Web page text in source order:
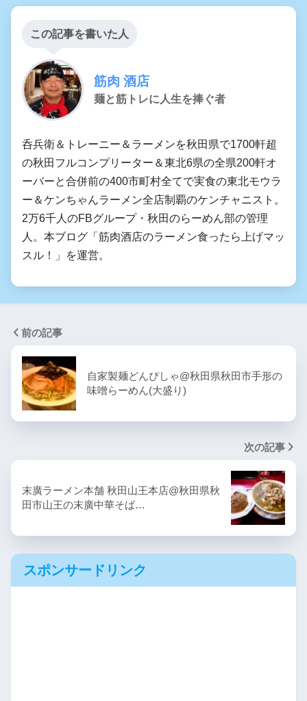
この記事を書いた人
筋肉 酒店
麺と筋トレに人生を捧ぐ者
呑兵衛＆トレーニー＆ラーメンを秋田県で1700軒超
の秋田フルコンプリーター＆東北6県の全県200軒オ
ーバーと合併前の400市町村全てで実食の東北モウラ
ー＆ケンちゃんラーメン全店制覇のケンチャニスト。
2万6千人のFBグループ・秋田のらーめん部の管理
人。本ブログ「筋肉酒店のラーメン食ったら上げマッ
スル！」を運営。
前の記事
自家製麺どんぴしゃ@秋田県秋田市手形の
味噌らーめん(大盛り)
次の記事
末廣ラーメン本舗 秋田山王本店@秋田県秋
田市山王の末廣中華そば…
スポンサードリンク